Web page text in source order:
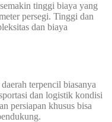
tinggi biaya yang
persegi. Tinggi dan
dan biaya
terpencil biasanya
dan logistik kondisi
persiapan khusus bisa